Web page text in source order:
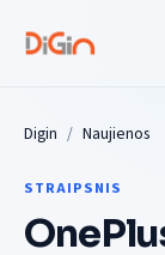
Digin Naujienos
STRAIPSNIS